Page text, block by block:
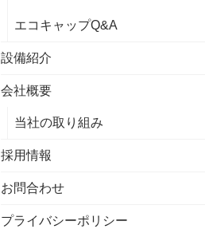
エコキャップQ&A
設備紹介
会社概要
当社の取り組み
採用情報
お問合わせ
プライバシーポリシー